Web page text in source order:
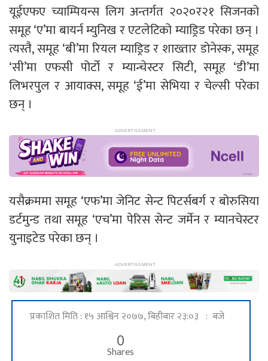
यूईएफए च्याम्पियन्स लिग अन्तर्गत २०२०र२१ सिजनको
समूह ‘ए’मा बायर्न म्युनिख र एटलेटिको म्याड्रिड परेका छन् ।
त्यस्तै, समूह ‘बी’मा रियल म्याड्रिड र शाख्तार डोनेस्क, समूह
‘सी’मा एफसी पोर्टो र म्यान्चेस्टर सिटी, समूह ‘डी’मा
लिभरपुल र आयाक्स, समूह ‘ई’मा सेभिया र चेल्सी परेका
छन् ।
यसैक्रममा समूह ‘एफ’मा जेनिट सेन्ट पिटर्सबर्ग र बोरुसिया
डर्टमुन्ड तथा समूह ‘एच’मा पेरिस सेन्ट जर्मेन र म्यानचेस्टर
युनाइटेड परेका छन् ।
प्रकाशित मिति : १५ आश्विन २०७७, बिहीबार २३:०३ : बजे
0
Shares